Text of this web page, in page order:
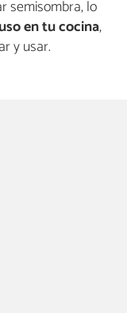
semisombra, lo
en tu cocina,
y usar.